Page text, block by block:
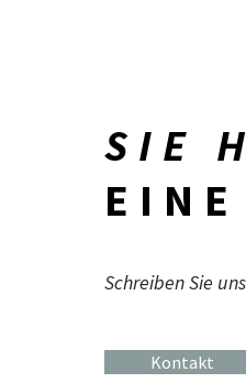
SIE
EINE
Schreiben Sie
Kontakt